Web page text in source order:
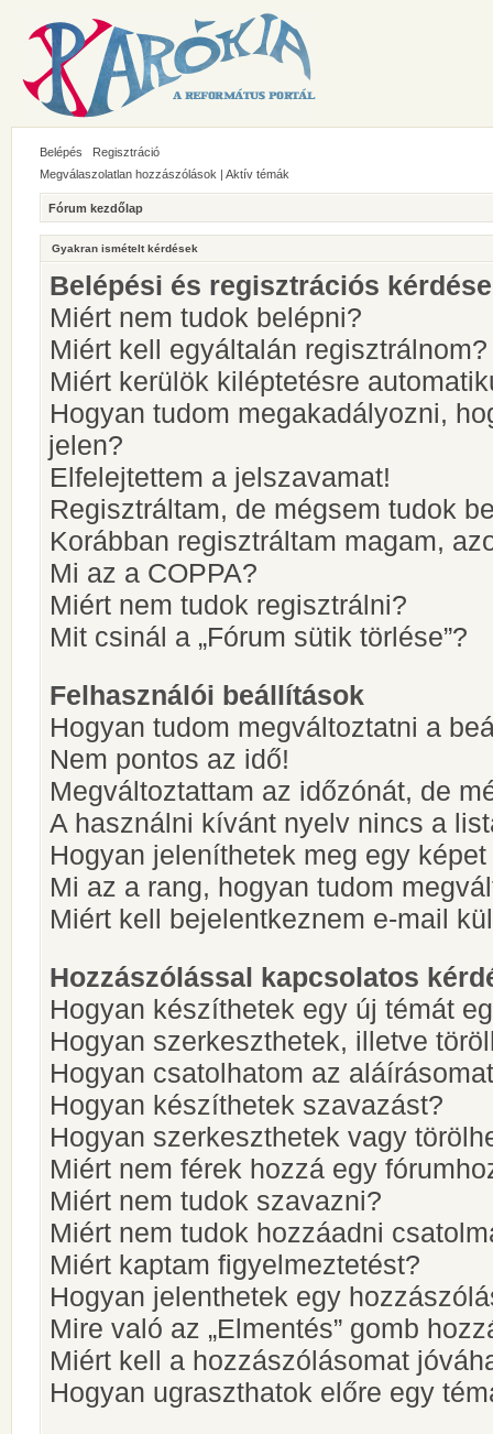
Belépés
Regisztráció
Megválaszolatlan hozzászólások | Aktív témák
Fórum kezdőlap
Gyakran ismételt kérdések
Belépési és regisztrációs
Miért nem tudok belépni?
Miért kell egyáltalán regisztrálnom?
Miért kerülök kiléptetésre
Hogyan tudom megakadályozni,
jelen?
Elfelejtettem a jelszavamat!
Regisztráltam, de mégsem tudok
Korábban regisztráltam magam,
Mi az a COPPA?
Miért nem tudok regisztrálni?
Mit csinál a „Fórum sütik törlése”?
Felhasználói beállítások
Hogyan tudom megváltoztatni a
Nem pontos az idő!
Megváltoztattam az időzónát, de
A használni kívánt nyelv nincs a
Hogyan jeleníthetek meg egy
Mi az a rang, hogyan tudom
Miért kell bejelentkeznem e-mail
Hozzászólással kapcsolatos
Hogyan készíthetek egy új témát
Hogyan szerkeszthetek, illetve
Hogyan csatolhatom az
Hogyan készíthetek szavazást?
Hogyan szerkeszthetek vagy
Miért nem férek hozzá egy
Miért nem tudok szavazni?
Miért nem tudok hozzáadni
Miért kaptam figyelmeztetést?
Hogyan jelenthetek egy
Mire való az „Elmentés” gomb
Miért kell a hozzászólásomat
Hogyan ugraszthatok előre egy